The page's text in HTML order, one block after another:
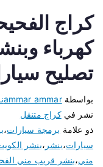
كهرباء
تصليح
بواسطةammar ammar
نشر فيكراج متنقل
ذو علامة برمجة سيارات،
سيارات،بنشر ،بنشر
مني،بنشر قريب مني